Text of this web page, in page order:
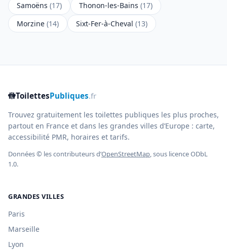
Samoëns (17) Thonon-les-Bains (17)
Morzine (14) Sixt-Fer-à-Cheval (13)
🚻ToilettesPubliques.fr
Trouvez gratuitement les toilettes publiques les plus proches,
partout en France et dans les grandes villes d’Europe : carte,
accessibilité PMR, horaires et tarifs.
Données © les contributeurs d’OpenStreetMap, sous licence ODbL
1.0.
GRANDES VILLES
Paris
Marseille
Lyon